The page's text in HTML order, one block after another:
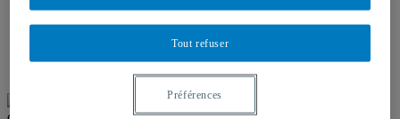
Professeurs réguliers
Professeurs associés
Chargés de cours
Bourses d’études
Tout refuser
Préférences